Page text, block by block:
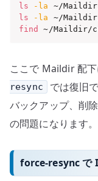
ls
-la ~/
ls
-la ~/
find
~/Maildir/
ここで Maildir 配下
resync
では復旧
バックアップ、削
の問題になります。
force-resync で